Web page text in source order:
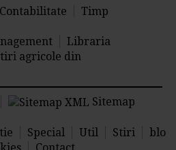
Contabilitate
Timp
Libraria
agricole din
Sitemap
Special Util Stiri
blo